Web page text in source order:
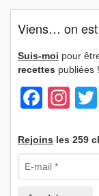
Viens… on
Suis-moi pour
recettes publiées !
Rejoins les 259